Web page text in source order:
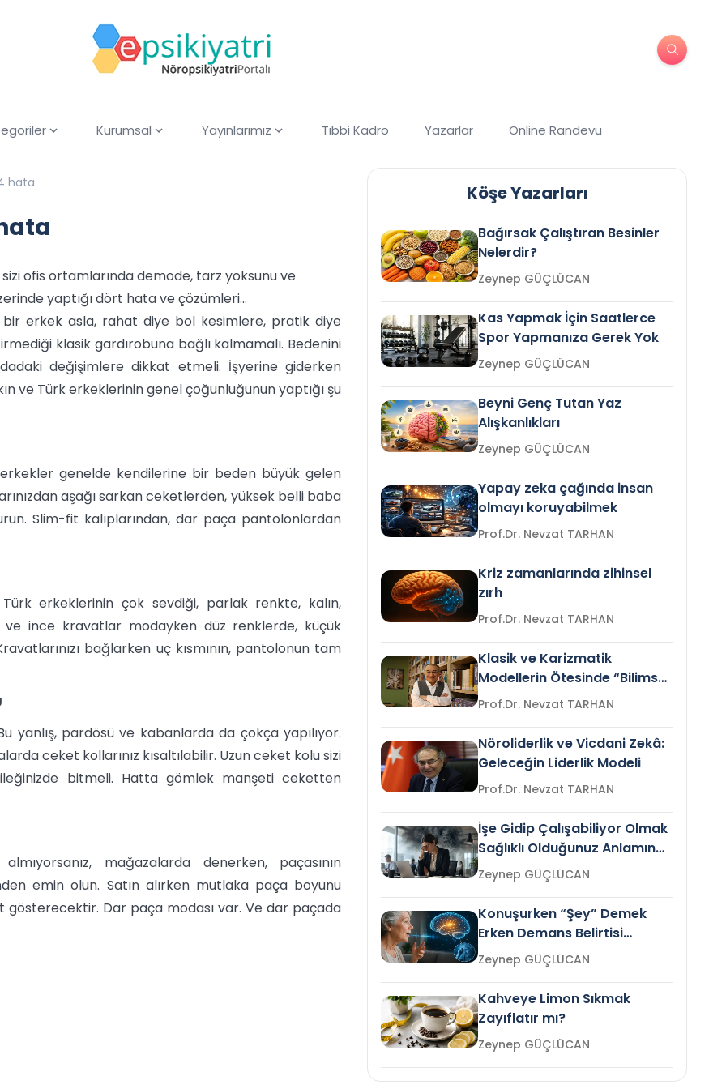
Kurumsal Yayınlarımız Tıbbi Kadro Yazarlar Online Randevu
hata
ofis ortamlarında demode, tarz yoksunu ve
yaptığı dört hata ve çözümleri...
erkek asla, rahat diye bol kesimlere, pratik diye
klasik gardırobuna bağlı kalmamalı. Bedenini
değişimlere dikkat etmeli. İşyerine giderken
ve Türk erkeklerinin genel çoğunluğunun yaptığı şu
genelde kendilerine bir beden büyük gelen
aşağı sarkan ceketlerden, yüksek belli baba
Slim-fit kalıplarından, dar paça pantolonlardan
erkeklerinin çok sevdiği, parlak renkte, kalın,
ince kravatlar modayken düz renklerde, küçük
bağlarken uç kısmının, pantolonun tam
yanlış, pardösü ve kabanlarda da çokça yapılıyor.
ceket kollarınız kısaltılabilir. Uzun ceket kolu sizi
bitmeli. Hatta gömlek manşeti ceketten
mağazalarda denerken, paçasının
emin olun. Satın alırken mutlaka paça boyunu
gösterecektir. Dar paça modası var. Ve dar paçada
Köşe Yazarları
Bağırsak Çalıştıran Besinler
Nelerdir?
Zeynep GÜÇLÜCAN
Kas Yapmak İçin Saatlerce
Spor Yapmanıza Gerek Yok
Zeynep GÜÇLÜCAN
Beyni Genç Tutan Yaz
Alışkanlıkları
Zeynep GÜÇLÜCAN
Yapay zeka çağında insan
olmayı koruyabilmek
Prof.Dr. Nevzat TARHAN
Kriz zamanlarında zihinsel
zırh
Prof.Dr. Nevzat TARHAN
Klasik ve Karizmatik
Modellerin Ötesinde “Bilimsel
Liderlik”
Prof.Dr. Nevzat TARHAN
Nöroliderlik ve Vicdani Zekâ:
Geleceğin Liderlik Modeli
Prof.Dr. Nevzat TARHAN
İşe Gidip Çalışabiliyor Olmak
Sağlıklı Olduğunuz Anlamına
Gelir mi?Zeynep GÜÇLÜCAN
Konuşurken “Şey” Demek
Erken Demans Belirtisi
Olabilir mi?Zeynep GÜÇLÜCAN
Kahveye Limon Sıkmak
Zayıflatır mı?
Zeynep GÜÇLÜCAN